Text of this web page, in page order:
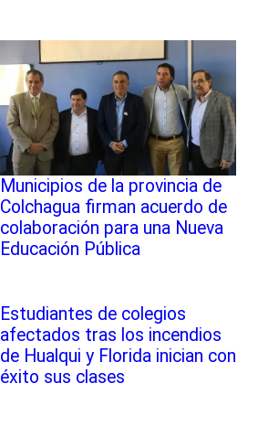
Municipios de la provincia de
Colchagua firman acuerdo de
colaboración para una Nueva
Educación Pública
Estudiantes de colegios
afectados tras los incendios
de Hualqui y Florida inician con
éxito sus clases